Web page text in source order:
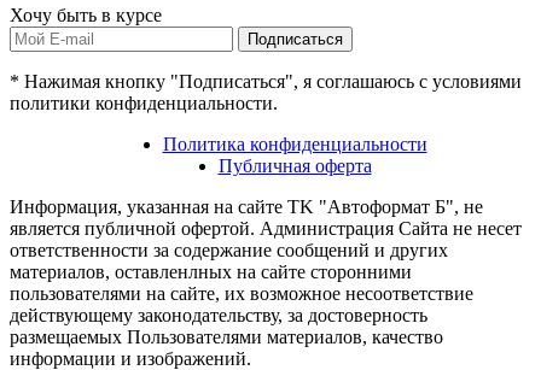
Хочу быть в курсе
Подписаться
* Нажимая кнопку "Подписаться", я соглашаюсь с условиями
политики конфиденциальности.
Политика конфиденциальности
Публичная оферта
Информация, указанная на сайте TK "Автоформат Б", не
является публичной офертой. Администрация Сайта не несет
ответственности за содержание сообщений и других
материалов, оставленлных на сайте сторонними
пользователями на сайте, их возможное несоответствие
действующему законодательству, за достоверность
размещаемых Пользователями материалов, качество
информации и изображений.